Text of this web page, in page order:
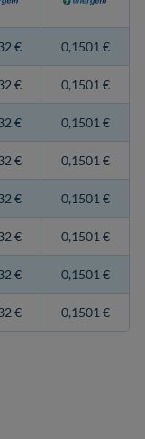
€ 0,1501 €
€ 0,1501 €
€ 0,1501 €
€ 0,1501 €
€ 0,1501 €
€ 0,1501 €
€ 0,1501 €
€ 0,1501 €